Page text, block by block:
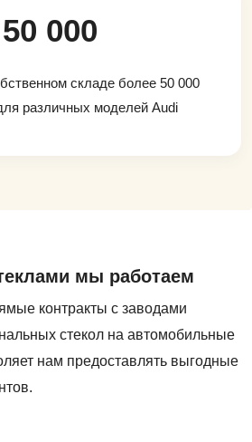
50 000
складе более 50 000
различных моделей Audi
мы работаем
контракты с заводами
стекол на автомобильные
нам предоставлять выгодные